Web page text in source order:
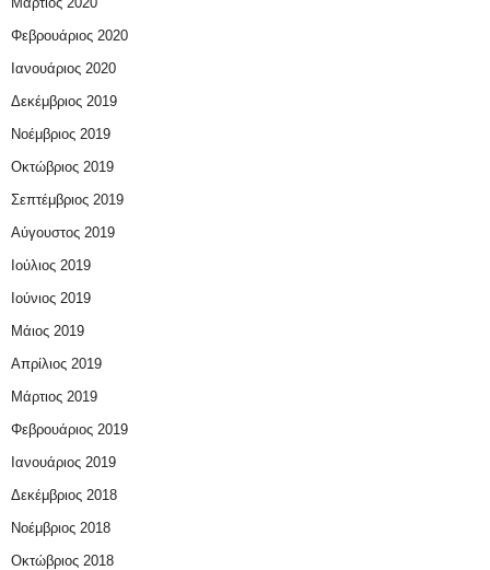
Φεβρουάριος 2020
Ιανουάριος 2020
Δεκέμβριος 2019
Νοέμβριος 2019
Οκτώβριος 2019
Σεπτέμβριος 2019
Αύγουστος 2019
Ιούλιος 2019
Ιούνιος 2019
Μάιος 2019
Απρίλιος 2019
Μάρτιος 2019
Φεβρουάριος 2019
Ιανουάριος 2019
Δεκέμβριος 2018
Νοέμβριος 2018
Οκτώβριος 2018